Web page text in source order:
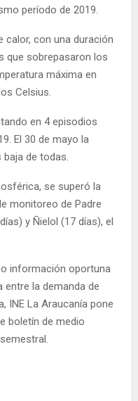
período de 2019.
calor, con una duración
que sobrepasaron los
máxima en
Celsius.
en 4 episodios
El 30 de mayo la
baja de todas.
se superó la
monitoreo de Padre
y Ñielol (17 días), el
información oportuna
la demanda de
INE La Araucanía pone
boletín de medio